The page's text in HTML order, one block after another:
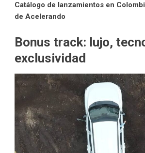
Catálogo de lanzamientos en
de Acelerando
Bonus track: lujo,
exclusividad